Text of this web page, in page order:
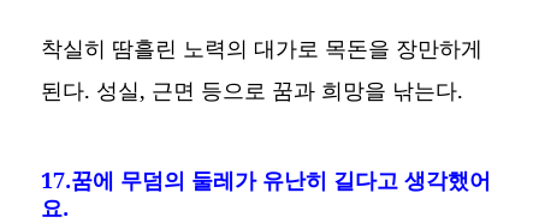
착실히 땀흘린 노력의 대가로 목돈을 장만하게
된다. 성실, 근면 등으로 꿈과 희망을 낚는다.
17.꿈에 무덤의 둘레가 유난히 길다고 생각했어
요.